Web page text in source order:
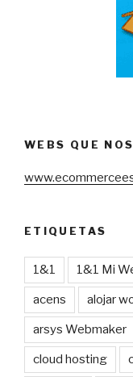
WEBS QUE
ETIQUETAS
1&1 1&1 Mi
acens alojar
arsys Webmaker
cloud hosting